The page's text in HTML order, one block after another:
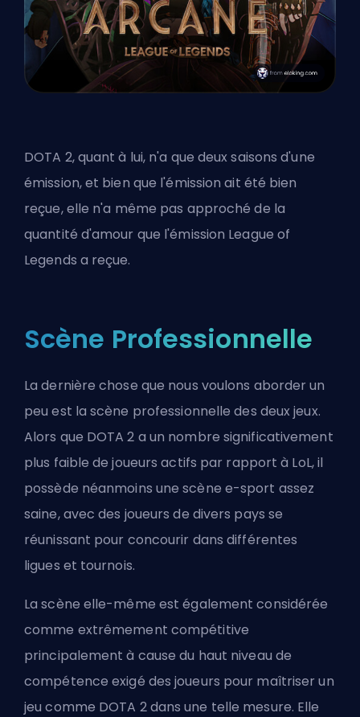
DOTA 2, quant à lui, n'a que deux saisons d'une
émission, et bien que l'émission ait été bien
reçue, elle n'a même pas approché de la
quantité d'amour que l'émission League of
Legends a reçue.
Scène Professionnelle
La dernière chose que nous voulons aborder un
peu est la scène professionnelle des deux jeux.
Alors que DOTA 2 a un nombre significativement
plus faible de joueurs actifs par rapport à LoL, il
possède néanmoins une scène e-sport assez
saine, avec des joueurs de divers pays se
réunissant pour concourir dans différentes
ligues et tournois.
La scène elle-même est également considérée
comme extrêmement compétitive
principalement à cause du haut niveau de
compétence exigé des joueurs pour maîtriser un
jeu comme DOTA 2 dans une telle mesure. Elle